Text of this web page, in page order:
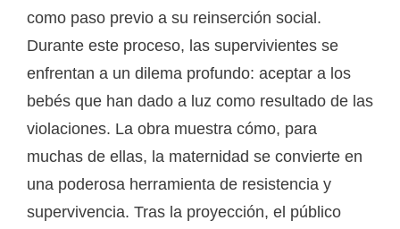
como paso previo a su reinserción social.
Durante este proceso, las supervivientes se
enfrentan a un dilema profundo: aceptar a los
bebés que han dado a luz como resultado de las
violaciones. La obra muestra cómo, para
muchas de ellas, la maternidad se convierte en
una poderosa herramienta de resistencia y
supervivencia. Tras la proyección, el público